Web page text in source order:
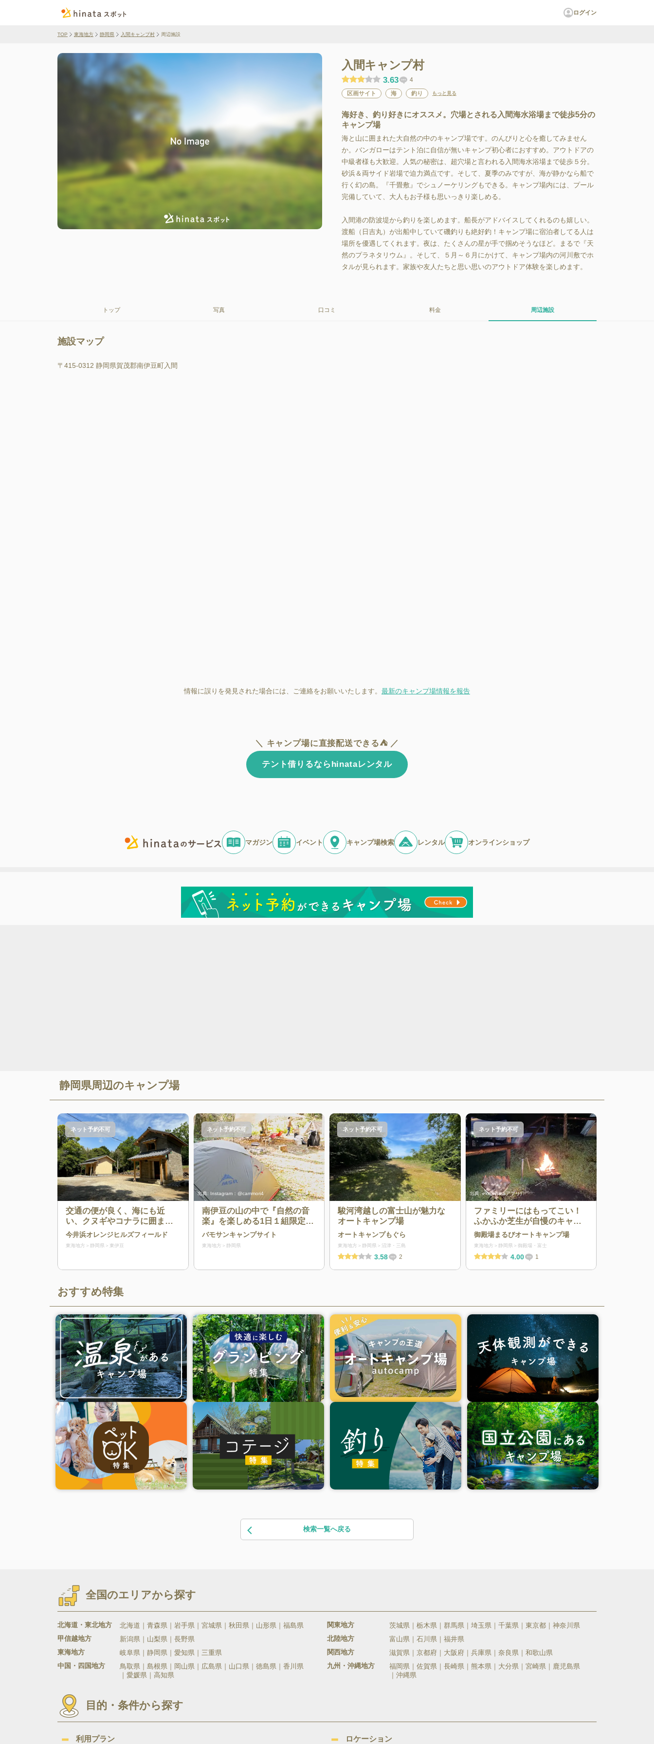
ログイン
TOP 東海地方 静岡県 入間キャンプ村 周辺施設
入間キャンプ村
3.63
4
区画サイト
海 釣り もっと見る
海好き、釣り好きにオススメ。穴場とされる入間海水浴場まで徒歩5分の
キャンプ場
海と山に囲まれた大自然の中のキャンプ場です。のんびりと心を癒してみません
か。バンガローはテント泊に自信が無いキャンプ初心者におすすめ。アウトドアの
中級者様も大歓迎。人気の秘密は、超穴場と言われる入間海水浴場まで徒歩５分。
砂浜＆両サイド岩場で迫力満点です。そして、夏季のみですが、海が静かなら船で
行く幻の島。『千畳敷』でシュノーケリングもできる。キャンプ場内には、プール
完備していて、大人もお子様も思いっきり楽しめる。
入間港の防波堤から釣りを楽しめます。船長がアドバイスしてくれるのも嬉しい。
渡船（日吉丸）が出船中していて磯釣りも絶好釣！キャンプ場に宿泊者してる人は
場所を優遇してくれます。夜は、たくさんの星が手で掴めそうなほど。まるで『天
然のプラネタリウム』。そして、５月～６月にかけて、キャンプ場内の河川敷でホ
タルが見られます。家族や友人たちと思い思いのアウトドア体験を楽しめます。
トップ 写真 口コミ 料金 周辺施設
施設マップ
〒415-0312 静岡県賀茂郡南伊豆町入間
情報に誤りを発見された場合には、ご連絡をお願いいたします。 最新のキャンプ場情報を報告
＼ キャンプ場に直接配送できる⛺ ／
テント借りるならhinataレンタル
マガジン イベント キャンプ場検索 レンタル オンラインショップ
静岡県周辺のキャンプ場
ネット予約不可
交通の便が良く、海にも近
い、クヌギやコナラに囲まれ
た自然豊かなキャンプ場で
す！
今井浜オレンジヒルズフィールド
東海地方 静岡県 東伊豆
出典: Instagram：@cammori4
ネット予約不可
南伊豆の山の中で『自然の音
楽』を楽しめる1日１組限定の
小さなキャンプ場
バモサンキャンプサイト
東海地方 静岡県
ネット予約不可
駿河湾越しの富士山が魅力な
オートキャンプ場
オートキャンプもぐら
東海地方 静岡県 沼津・三島
3.58 2
出典:exit(hinataアプリ)
ネット予約不可
ファミリーにはもってこい！
ふかふか芝生が自慢のキャン
プ場
御殿場まるびオートキャンプ場
東海地方 静岡県 御殿場・富士
4.00 1
おすすめ特集
検索一覧へ戻る
全国のエリアから探す
北海道・東北地方 北海道 青森県 岩手県 宮城県 秋田県 山形県 福島県 関東地方 茨城県 栃木県 群馬県 埼玉県 千葉県 東京都
神奈川県
甲信越地方
新潟県 山梨県 長野県 北陸地方 富山県 石川県
福井県
東海地方
岐阜県 静岡県 愛知県 三重県 関西地方 滋賀県 京都府 大阪府 兵庫県 奈良県
和歌山県
中国・四国地方
鳥取県 島根県 岡山県 広島県 山口県 徳島県
香川県
愛媛県
高知県
九州・沖縄地方 福岡県 佐賀県 長崎県 熊本県 大分県 宮崎県
鹿児島県
沖縄県
目的・条件から探す
利用プラン ロケーション